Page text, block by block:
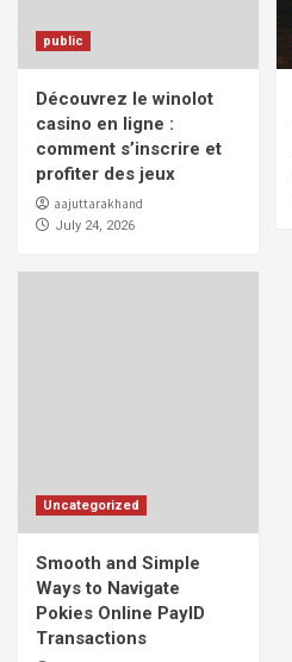
public
Découvrez le winolot
casino en ligne :
comment s’inscrire et
profiter des jeux
aajuttarakhand
July 24, 2026
Uncategorized
Smooth and Simple
Ways to Navigate
Pokies Online PayID
Transactions